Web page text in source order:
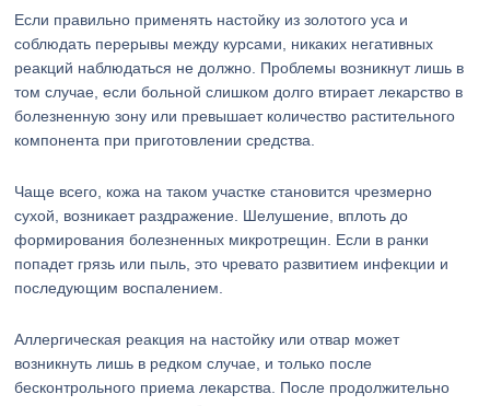
Если правильно применять настойку из золотого уса и
соблюдать перерывы между курсами, никаких негативных
реакций наблюдаться не должно. Проблемы возникнут лишь в
том случае, если больной слишком долго втирает лекарство в
болезненную зону или превышает количество растительного
компонента при приготовлении средства.
Чаще всего, кожа на таком участке становится чрезмерно
сухой, возникает раздражение. Шелушение, вплоть до
формирования болезненных микротрещин. Если в ранки
попадет грязь или пыль, это чревато развитием инфекции и
последующим воспалением.
Аллергическая реакция на настойку или отвар может
возникнуть лишь в редком случае, и только после
бесконтрольного приема лекарства. После продолжительно